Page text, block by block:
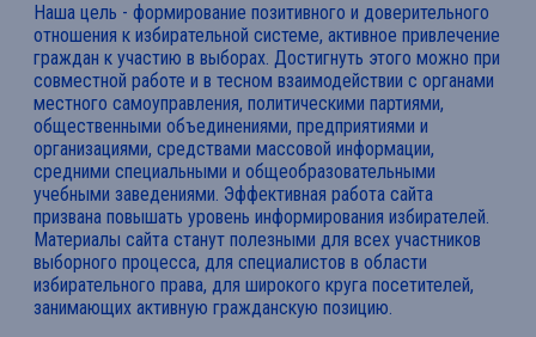
Наша цель - формирование позитивного и доверительного
отношения к избирательной системе, активное привлечение
граждан к участию в выборах. Достигнуть этого можно при
совместной работе и в тесном взаимодействии с органами
местного самоуправления, политическими партиями,
общественными объединениями, предприятиями и
организациями, средствами массовой информации,
средними специальными и общеобразовательными
учебными заведениями. Эффективная работа сайта
призвана повышать уровень информирования избирателей.
Материалы сайта станут полезными для всех участников
выборного процесса, для специалистов в области
избирательного права, для широкого круга посетителей,
занимающих активную гражданскую позицию.